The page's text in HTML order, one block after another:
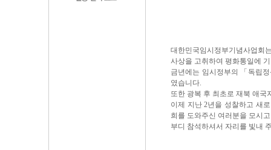
대한민국임시정부기념사업회
사상을 고취하여 평화통일에
금년에는 임시정부의 「독립
였습니다.
또한 광복 후 최초로 재북 애국
이제 지난 2년을 성찰하고 새
희를 도와주신 여러분을 모시
부디 참석하셔서 자리를 빛내